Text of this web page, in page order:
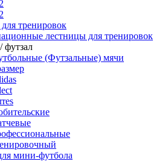
тренировок
лестницы для тренировок
(Футзальные) мячи
мини-футбола